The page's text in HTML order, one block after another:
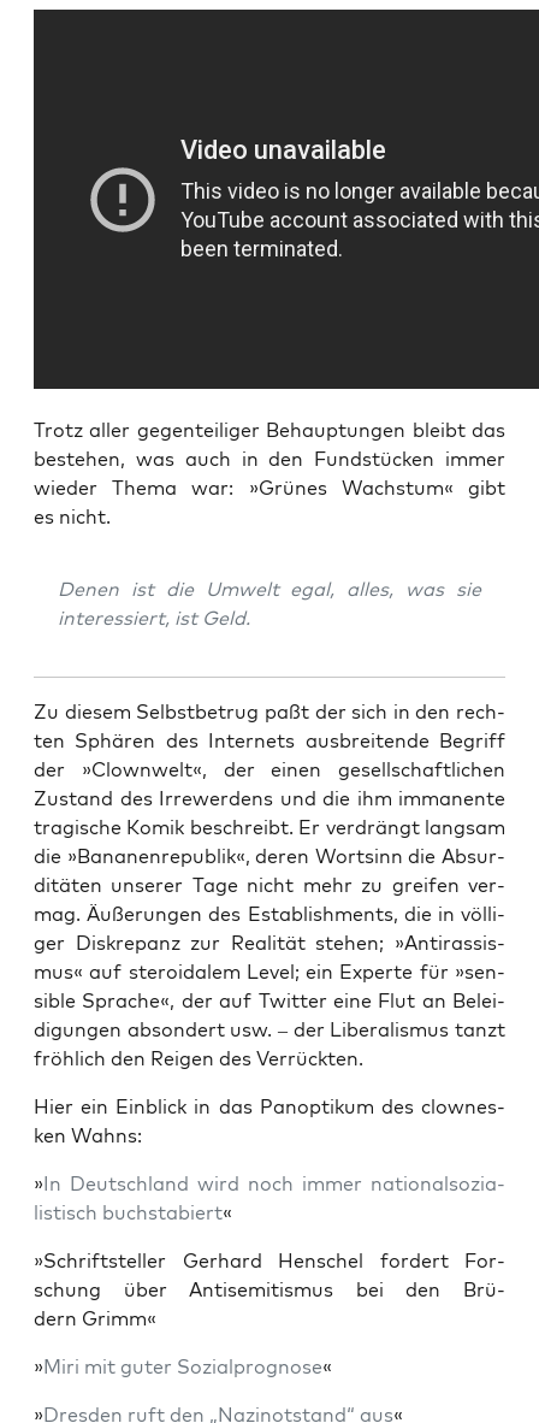
Trotz aller gegen­tei­li­ger Behaup­tun­gen bleibt das
bestehen, was auch in den Fund­stü­cken immer
wie­der The­ma war: »Grü­nes Wachs­tum« gibt
es nicht.
Denen ist die Umwelt egal, alles, was sie
inter­es­siert, ist Geld.
Zu die­sem Selbst­be­trug paßt der sich in den rech­
ten Sphä­ren des Inter­nets aus­brei­ten­de Begriff
der »Clown­welt«, der einen gesell­schaft­li­chen
Zustand des Irre­wer­dens und die ihm imma­nen­te
tra­gi­sche Komik beschreibt. Er ver­drängt lang­sam
die »Bana­nen­re­pu­blik«, deren Wort­sinn die Absur­
di­tä­ten unse­rer Tage nicht mehr zu grei­fen ver­
mag. Äuße­run­gen des Estab­lish­ments, die in völ­li­
ger Dis­kre­panz zur Rea­li­tät ste­hen; »Anti­ras­sis­
mus« auf ste­ro­ida­lem Level; ein Exper­te für »sen­
si­ble Spra­che«, der auf Twit­ter eine Flut an Belei­
di­gun­gen abson­dert usw. – der Libe­ra­lis­mus tanzt
fröh­lich den Rei­gen des Verrückten.
Hier ein Ein­blick in das Pan­op­ti­kum des clow­nes­
ken Wahns:
»In Deutsch­land wird noch immer natio­nal­so­zia­
lis­tisch buch­sta­biert«
»Schrift­stel­ler Ger­hard Hen­schel for­dert For­
schung über Anti­se­mi­tis­mus bei den Brü­
dern Grimm«
»Miri mit guter Sozi­al­pro­gno­se«
»Dres­den ruft den „Nazi­not­stand“ aus«